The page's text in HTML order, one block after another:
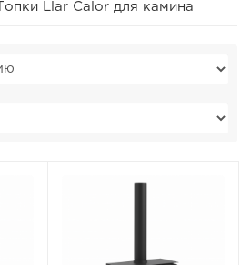
Топки Llar Calor для камина